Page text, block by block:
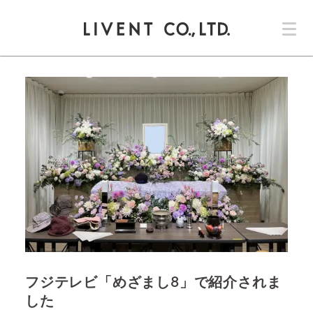
ン
フジテレビ「めざまし8」で紹介されま
した